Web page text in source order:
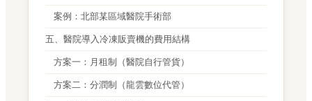
案例：北部某區域醫院手術部
五、醫院導入冷凍販賣機的費用結構
方案一：月租制（醫院自行管貨）
方案二：分潤制（龍雲數位代管）